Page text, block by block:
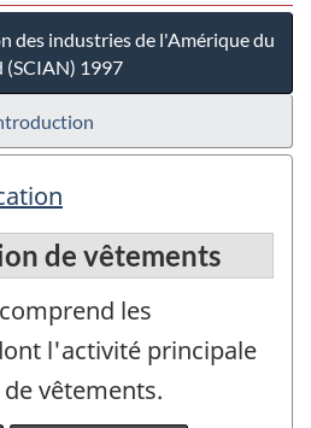
des industries de l'Amérique du
(SCIAN) 1997
de vêtements
les
l'activité principale
vêtements.